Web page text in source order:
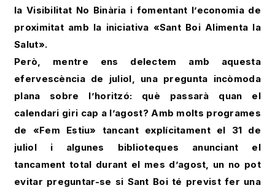
la Visibilitat No Binària i fomentant l’economia de
proximitat amb la iniciativa «Sant Boi Alimenta la
Salut».
Però, mentre ens delectem amb aquesta
efervescència de juliol, una pregunta incòmoda
plana sobre l’horitzó: què passarà quan el
calendari giri cap a l’agost? Amb molts programes
de «Fem Estiu» tancant explícitament el 31 de
juliol i algunes biblioteques anunciant el
tancament total durant el mes d’agost, un no pot
evitar preguntar-se si Sant Boi té previst fer una